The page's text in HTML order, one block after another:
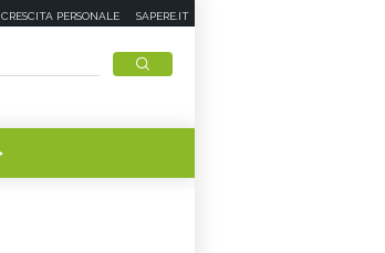
CRESCITA PERSONALE SAPERE.IT